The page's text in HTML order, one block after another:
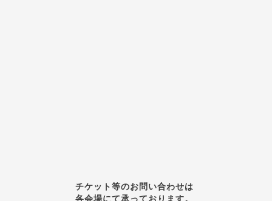
チケット等のお問い合わせは
各会場にて承っております。